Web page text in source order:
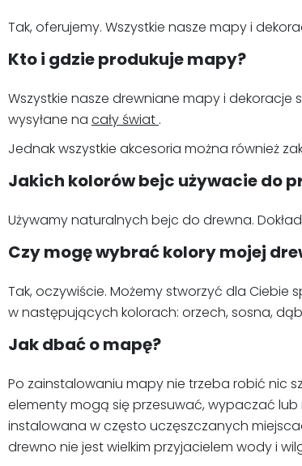
Tak, oferujemy. Wszystkie nasze mapy i
Kto i gdzie produkuje mapy?
Wszystkie nasze drewniane mapy i dekoracje
wysyłane na cały świat .
Jednak wszystkie akcesoria można również
Jakich kolorów bejc używacie do
Używamy naturalnych bejc do drewna.
Czy mogę wybrać kolory mojej
Tak, oczywiście. Możemy stworzyć dla Ciebie
w następujących kolorach: orzech, sosna,
Jak dbać o mapę?
Po zainstalowaniu mapy nie trzeba robić nic
elementy mogą się przesuwać, wypaczać lub
instalowana w często uczęszczanych
drewno nie jest wielkim przyjacielem wody i